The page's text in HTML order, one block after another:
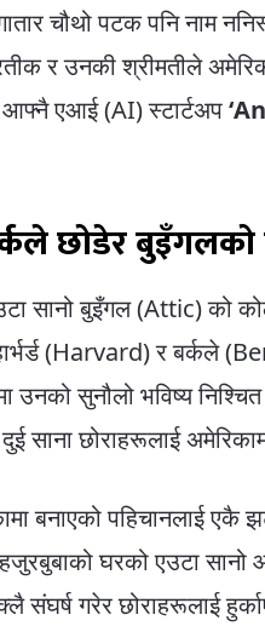
चौथो पटक पनि नाम
र उनकी श्रीमतीले
एआई (AI) स्टार्टअप
छोडेर
सानो बुइँगल (Attic) को
(Harvard) र बर्कले
सुनौलो भविष्य
साना छोराहरूलाई
बनाएको पहिचानलाई एकै
घरको एउटा
गरेर छोराहरूलाई